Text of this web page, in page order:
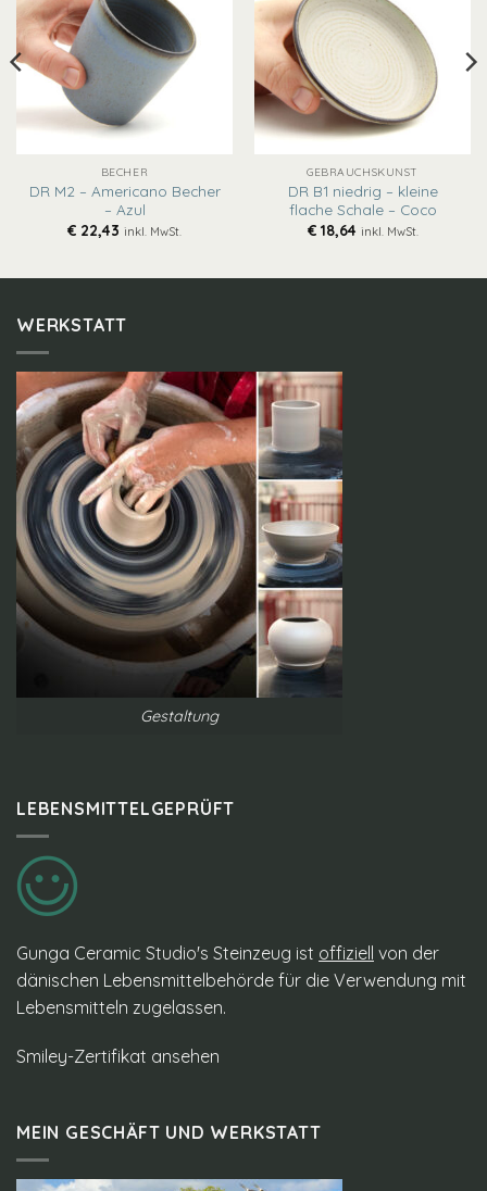
BECHER
DR M2 – Americano Becher
– Azul
€ 22,43 inkl. MwSt.
GEBRAUCHSKUNST
DR B1 niedrig – kleine
flache Schale – Coco
€18,64 inkl. MwSt.
WERKSTATT
Gestaltung
LEBENSMITTELGEPRÜFT
Gunga Ceramic Studio's Steinzeug ist offiziell von der
dänischen Lebensmittelbehörde für die Verwendung mit
Lebensmitteln zugelassen.
Smiley-Zertifikat ansehen
MEIN GESCHÄFT UND WERKSTATT